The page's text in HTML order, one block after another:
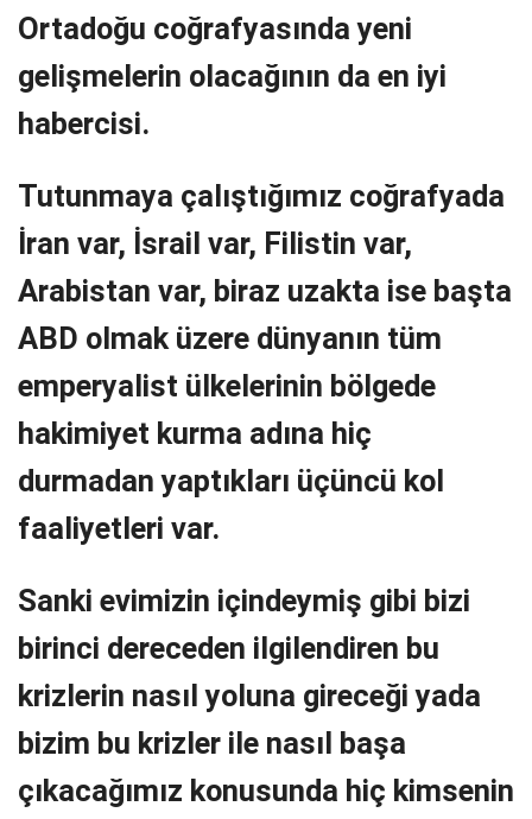
Ortadoğu coğrafyasında yeni
gelişmelerin olacağının da en iyi
habercisi.
Tutunmaya çalıştığımız coğrafyada
İran var, İsrail var, Filistin var,
Arabistan var, biraz uzakta ise başta
ABD olmak üzere dünyanın tüm
emperyalist ülkelerinin bölgede
hakimiyet kurma adına hiç
durmadan yaptıkları üçüncü kol
faaliyetleri var.
Sanki evimizin içindeymiş gibi bizi
birinci dereceden ilgilendiren bu
krizlerin nasıl yoluna gireceği yada
bizim bu krizler ile nasıl başa
çıkacağımız konusunda hiç kimsenin